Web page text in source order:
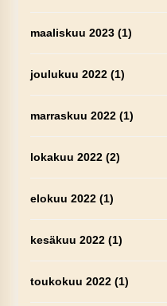
maaliskuu 2023(1)
joulukuu 2022(1)
marraskuu 2022(1)
lokakuu 2022(2)
elokuu 2022(1)
kesäkuu 2022(1)
toukokuu 2022(1)